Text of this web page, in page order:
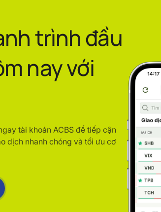
trình đầu
nay với
tài khoản ACBS để tiếp cận
dịch nhanh chóng và tối ưu cơ